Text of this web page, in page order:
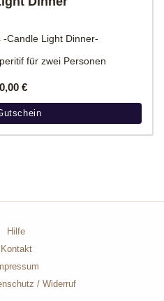
für zwei Personen
€
Hilfe
Kontakt
/Widerruf